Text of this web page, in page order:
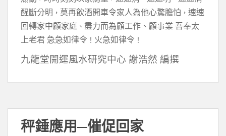
醒斷分明 ， 莫再飲酒開車令家人為他心驚膽怕 ， 速速
回轉家中顧家庭 、 盡力而為顧工作、顧事業 吾奉太
上老君 急急如律令 ！ 火急如律令 ！
九龍堂開運風水研究中心 謝浩然 編撰
秤錘應用─催促回家